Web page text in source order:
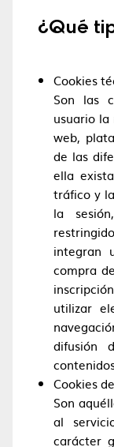
¿Qué
Cookies
Son las
usuario
web,
de las
ella
tráfico y
la
integran
compra
utilizar
difusión
Cookies
Son
al
carácter